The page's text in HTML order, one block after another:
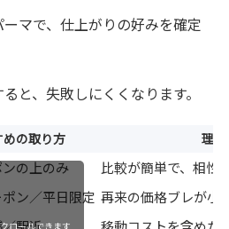
マで、仕上がりの好みを確定
と、失敗しにくくなります。
めの取り方 理由
の上のみ
比較が簡単で、相性
ン／平日限定 再来の価格ブレが小
ロールできます